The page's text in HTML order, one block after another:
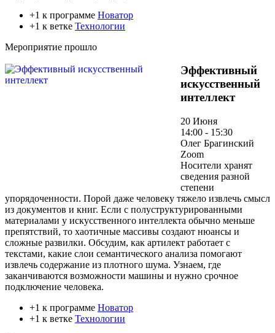
+1 к программе Новатор
+1 к ветке Технологии
Мероприятие прошло
Эффективный
искусственный
интеллект
20 Июня
14:00 - 15:30
Олег Брагинский
Zoom
Носители хранят
сведения разной
степени
упорядоченности. Порой даже человеку тяжело извлечь смысл
из документов и книг. Если с полуструктурированными
материалами у искусственного интеллекта обычно меньше
препятствий, то хаотичные массивы создают нюансы и
сложные развилки. Обсудим, как артилект работает с
текстами, какие слои семантического анализа помогают
извлечь содержание из плотного шума. Узнаем, где
заканчиваются возможности машины и нужно срочное
подключение человека.
+1 к программе Новатор
+1 к ветке Технологии